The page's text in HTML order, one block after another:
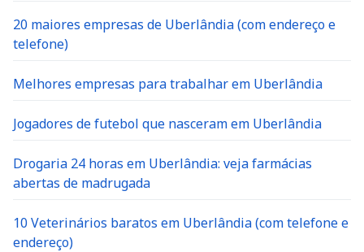
20 maiores empresas de Uberlândia (com endereço e
telefone)
Melhores empresas para trabalhar em Uberlândia
Jogadores de futebol que nasceram em Uberlândia
Drogaria 24 horas em Uberlândia: veja farmácias
abertas de madrugada
10 Veterinários baratos em Uberlândia (com telefone e
endereço)